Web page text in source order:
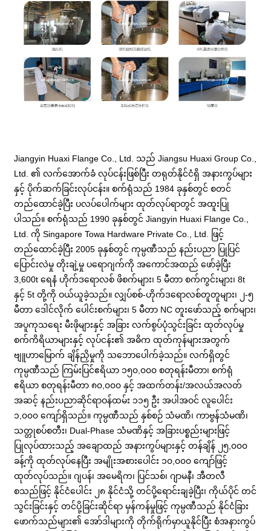
Jiangyin Huaxi Flange Co., Ltd. သည် Jiangsu Huaxi Group Co.,
Ltd. ၏ လက်အောက်ခံ လုပ်ငန်းဖြစ်ပြီး တရုတ်နိုင်ငံရှိ အနားကွပ်များ
နှင့် ပိုက်ဆက်ခြင်းလုပ်ငန်း။ စက်ရုံသည် 1984 ခုနှစ်တွင် စတင်
တည်ထောင်ခဲ့ပြီး ပလပ်ပေါက်များ ထုတ်လုပ်ရာတွင် အထူးပြု
ပါသည်။ စက်ရုံသည် 1990 ခုနှစ်တွင် Jiangyin Huaxi Flange Co.,
Ltd. ကို Singapore Towa Hardware Private Co., Ltd. ဖြင့်
တည်ထောင်ခဲ့ပြီး 2005 ခုနှစ်တွင် ကုမ္ပဏီသည် နည်းပညာ ပြုပြင်
ပြောင်းလဲမှု တိုးချဲ့မှု ပရောဂျက်ကို အကောင်အထည် ဖော်ခဲ့ပြီး
3,600t ရေနံ ဟိုက်ဒရောလစ် ဖိစက်များ၊ 5 မီတာ စက်ကွင်းများ၊ 8t
နှင့် 5t တို့ကို ဝယ်ယူခဲ့သည်။ လျှပ်စစ်-ဟိုက်ဒရောလစ်တူတူများ၊ ၂-၅
မီတာ ဒေါင်လိုက် ပေါင်းစက်များ၊ 5 မီတာ NC တူးဖော်သည့် စက်များ၊
အပူကုသရေး မီးဖိုများနှင့် အခြား လက်စွပ်ပုံသွင်းခြင်း ထုတ်လုပ်မှု
စက်ကိရိယာများနှင့် လုပ်ငန်း၏ အဓိက ထုတ်ကုန်များအတွက်
ဗျူဟာမြောက် ချိန်ညှိမှုကို သဘောပေါက်ခဲ့သည်။ လက်ရှိတွင်
ကုမ္ပဏီသည် ကြမ်းပြင်ဧရိယာ ၁၅၀,၀၀၀ စတုရန်းမီတာ၊ စက်ရုံ
ဧရိယာ စတုရန်းမီတာ ၈၀,၀၀၀ နှင့် အထက်တန်း/အလယ်အလတ်
အဆင့် နည်းပညာဆိုင်ရာဝန်ထမ်း ၁၁၅ ဦး အပါအဝင် လူပေါင်း
၁,၀၀၀ ကျော်ရှိသည်။ ကုမ္ပဏီသည် နှစ်စဉ် သံမဏိ၊ ကာဗွန်သံမဏိ၊
သတ္တုစပ်စတီး၊ Dual-Phase သံမဏိနှင့် အခြားပစ္စည်းများဖြင့်
ပြုလုပ်ထားသည့် အချောထည် အနားကွပ်များနှင့် တန်ချိန် ၂၅,၀၀၀
ခန့်ကို ထုတ်လုပ်နေပြီး အမျိုးအစားပေါင်း ၁၀,၀၀၀ ကျော်ဖြင့်
ထုတ်လုပ်သည်။ ဂျပန်၊ အမေရိက၊ ပြင်သစ်၊ ဂျာမနီ၊ အီတလီ
စသည်ဖြင့် နိုင်ငံပေါင်း ၂၈ နိုင်ငံသို့ တင်ပို့ရောင်းချခဲ့ပြီး၊ ကိုယ်ပိုင် တင်
သွင်းခြင်းနှင့် တင်ပို့ခြင်းဆိုင်ရာ မှန်ကန်မှုဖြင့် ကုမ္ပဏီသည် နိုင်ငံခြား
ဖောက်သည်များ၏ အော်ဒါများကို တိုက်ရိုက်မှာယူနိုင်ပြီး စံအနားကွပ်